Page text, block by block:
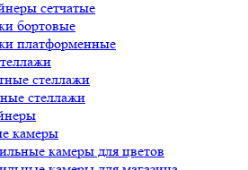
сетчатые
бортовые
платформенные
стеллажи
стеллажи
камеры
камеры для цветов